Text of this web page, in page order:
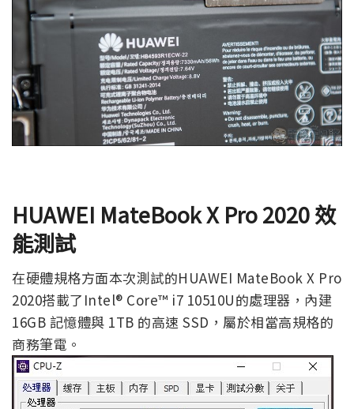
HUAWEI MateBook X Pro 2020 效
能測試
在硬體規格方面本次測試的HUAWEI MateBook X Pro
2020搭載了Intel® Core™ i7 10510U的處理器，內建
16GB 記憶體與 1TB 的高速 SSD，屬於相當高規格的
商務筆電。